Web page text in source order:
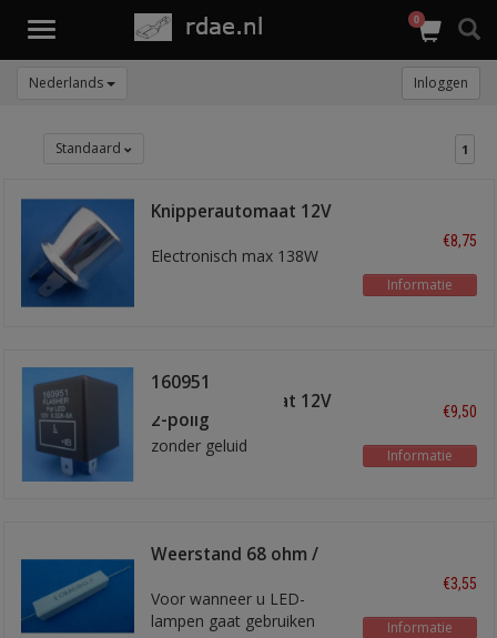
Toggle
0
Nederlands Inloggen
Standaard 1
Knipperautomaat 12V
2-polig rond
Electronisch max 138W
€8,75
Informatie
160951
knipperautomaat 12V
2-polig
zonder geluid
€9,50
Informatie
Weerstand 68 ohm /
Voor wanneer u LED-
lampen gaat gebruiken
€3,55
Informatie